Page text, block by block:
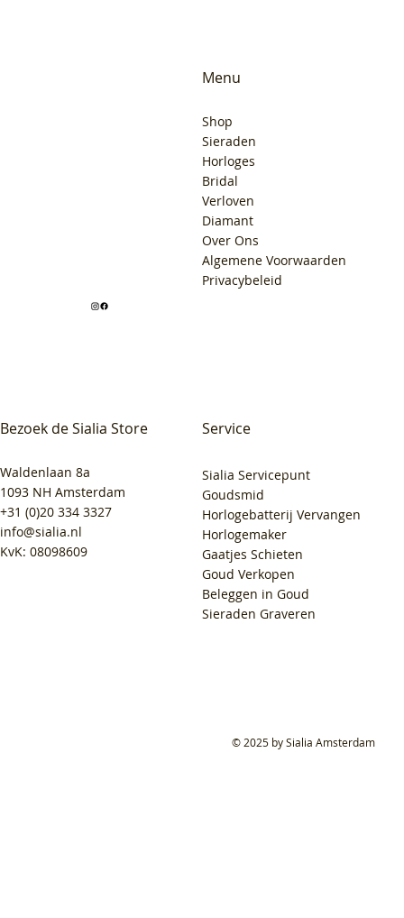
Bezoek de Sialia Store
Waldenlaan 8a
1093 NH Amsterdam
+31 (0)20 334 3327
info@sialia.nl
KvK: 08098609
Menu
Shop
Sieraden
Horloges
Bridal
Verloven
Diamant
Over Ons
Algemene Voorwaarden
Privacybeleid
Service
Sialia Servicepunt
Goudsmid
Horlogebatterij Vervangen
Horlogemaker
Gaatjes Schieten
Goud Verkopen
Beleggen in Goud
Sieraden Graveren
© 2025 by Sialia Amsterdam